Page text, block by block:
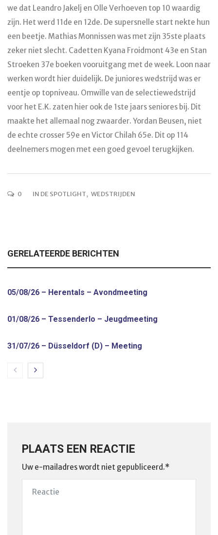
we dat Leandro Jakelj en Olle Verhoeven top 10 waardig
zijn. Het werd 11de en 12de. De supersnelle start nekte hun
een beetje. Mathias Monnissen was met zijn 35ste plaats
zeker niet slecht. Cadetten Kyana Froidmont 43e en Stan
Stroeken 37e boeken vooruitgang met de week. Loon naar
werken wordt hier duidelijk. De juniores wedstrijd was er
eentje op topniveau. Omwille van de selectiewedstrijd
voor het E.K. zaten hier ook de 1ste jaars seniores bij. Dit
maakte het allemaal nog zwaarder. Yordan Beusen, niet
de echte crosser 59e en Victor Chilah 65e. Dit op 114
deelnemers mogen met een goed gevoel terugkijken.
0 IN DE SPOTLIGHT, WEDSTRIJDEN
GERELATEERDE BERICHTEN
05/08/26 – Herentals – Avondmeeting
01/08/26 – Tessenderlo – Jeugdmeeting
31/07/26 – Düsseldorf (D) – Meeting
PLAATS EEN REACTIE
Uw e-mailadres wordt niet gepubliceerd.*